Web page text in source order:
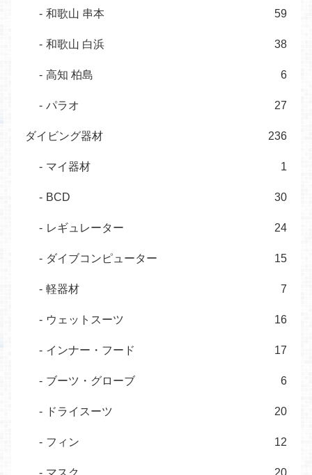
和歌山 串本 59
和歌山 白浜 38
高知 柏島 6
パラオ 27
ダイビング器材 236
マイ器材 1
BCD 30
レギュレーター 24
ダイブコンピューター 15
軽器材 7
ウェットスーツ 16
インナー・フード 17
ブーツ・グローブ 6
ドライスーツ 20
フィン 12
マスク 20